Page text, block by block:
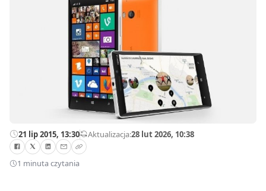
21 lip 2015, 13:30—Aktualizacja:28 lut 2026, 10:38
1 minuta czytania